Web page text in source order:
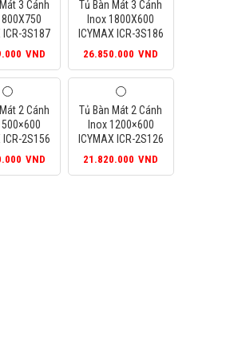
3 Cánh
ICR-3S187
VND
Tủ Bàn Mát 3 Cánh
Inox 1800X600
ICYMAX ICR-3S186
26.850.000 VND
2 Cánh
ICR-2S156
VND
Tủ Bàn Mát 2 Cánh
Inox 1200×600
ICYMAX ICR-2S126
21.820.000 VND